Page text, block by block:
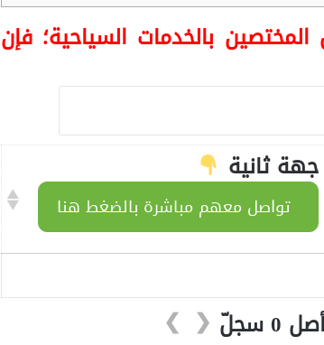
بالخدمات السياحية؛ فإن
جهة ثانية
تواصل معهم مباشرة بالضغط هنا
❮
❯